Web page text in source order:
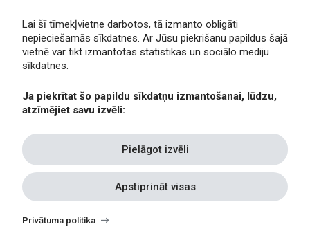
Privātuma politika
Piekļūstamība
Lapas karte
Kontakti
Lai šī tīmekļvietne darbotos, tā izmanto obligāti
nepieciešamās sīkdatnes. Ar Jūsu piekrišanu papildus šajā
vietnē var tikt izmantotas statistikas un sociālo mediju
sīkdatnes.
Ja piekrītat šo papildu sīkdatņu izmantošanai, lūdzu,
atzīmējiet savu izvēli:
Apstiprināt visas
Pielāgot izvēli
consent
Privātuma politika